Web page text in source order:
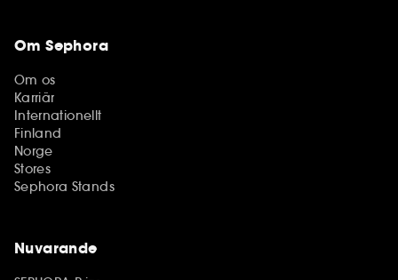
Om Sephora
Om os
Karriär
Internationellt
Finland
Norge
Stores
Sephora Stands
Nuvarande